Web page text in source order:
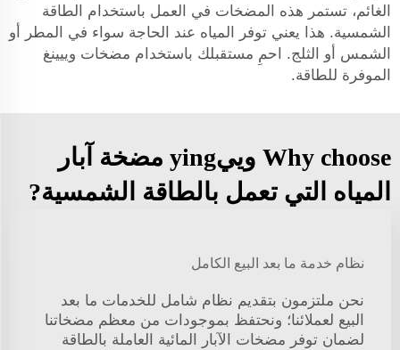
الغائم، تستمر هذه المضخات في العمل باستخدام الطاقة
الشمسية. هذا يعني توفر المياه عند الحاجة سواء في المطر أو
الشمس أو الثلج. احمِ مستقبلك باستخدام مضخات وييينغ
الموفرة للطاقة.
Why choose وييying مضخة آبار
المياه التي تعمل بالطاقة الشمسية?
نظام خدمة ما بعد البيع الكامل
نحن ملتزمون بتقديم نظام شامل للخدمات ما بعد
البيع لعملائنا؛ ونحتفظ بموجودات من معظم مضخاتنا
لضمان توفر مضخات الآبار المائية العاملة بالطاقة